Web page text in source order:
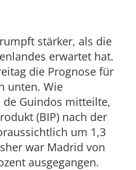
stärker, als die
erwartet hat.
die Prognose für
unten. Wie
Guindos mitteilte,
(BIP) nach der
um 1,3
war Madrid von
ausgegangen.